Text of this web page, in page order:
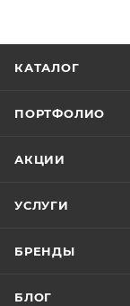
КАТАЛОГ
ПОРТФОЛИО
АКЦИИ
УСЛУГИ
БРЕНДЫ
БЛОГ